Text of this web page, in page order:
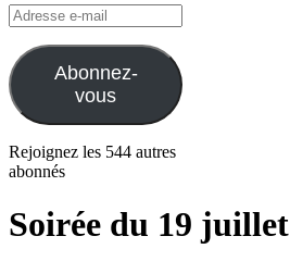
Adresse
e-
mail
Abonnez-
vous
Rejoignez les 544 autres
abonnés
Soirée du 19 juillet